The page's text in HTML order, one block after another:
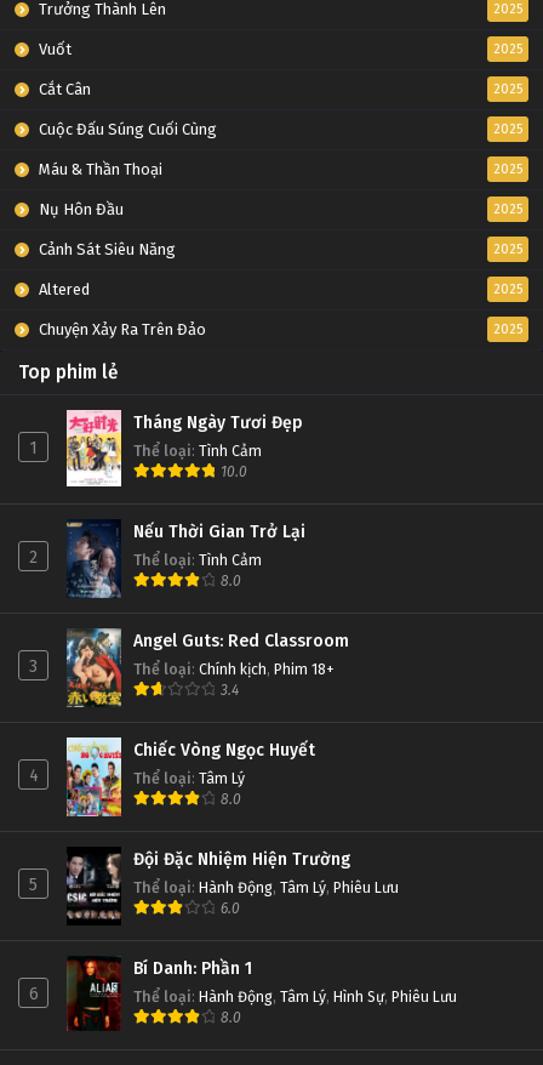
Trưởng Thành Lên 2025
Vuốt 2025
Cắt Cân 2025
Cuộc Đấu Súng Cuối Cùng 2025
Máu & Thần Thoại 2025
Nụ Hôn Đầu 2025
Cảnh Sát Siêu Năng 2025
Altered 2025
Chuyện Xảy Ra Trên Đảo 2025
Top phim lẻ
1
Tháng Ngày Tươi Đẹp
Thể loại: Tình Cảm
10.0
2
Nếu Thời Gian Trở Lại
Thể loại: Tình Cảm
8.0
3
Angel Guts: Red Classroom
Thể loại: Chính kịch, Phim 18+
3.4
4
Chiếc Vòng Ngọc Huyết
Thể loại: Tâm Lý
8.0
5
Đội Đặc Nhiệm Hiện Trường
Thể loại: Hành Động, Tâm Lý, Phiêu Lưu
6.0
6
Bí Danh: Phần 1
Thể loại: Hành Động, Tâm Lý, Hình Sự, Phiêu Lưu
8.0